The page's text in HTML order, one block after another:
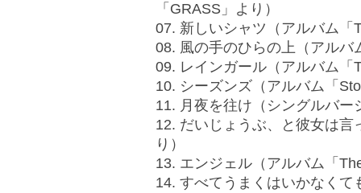
「GRASS」より）
07. 新しいシャツ（アルバム「
08. 風の手のひらの上（アルバ
09. レインガール（アルバム「
10. シーズンズ（アルバム「
11. 月夜を往け（シングルバー
12. だいじょうぶ、と彼女は
り）
13. エンジェル（アルバム「
14. すべてうまくはいかなく